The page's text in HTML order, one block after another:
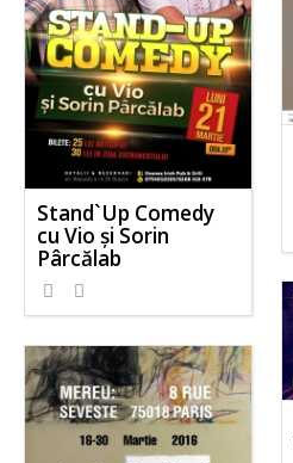
Stand`Up Comedy
cu Vio și Sorin
Pârcălab